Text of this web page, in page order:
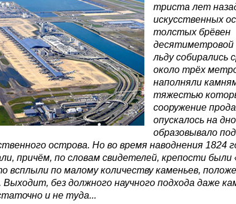
триста лет
искусственных
толстых брёвен
десятиметровой
льду собирались
около трёх
наполняли
тяжестью
сооружение
опускалось на
образовывало
острова. Но во время наводнения 1824
причём, по словам свидетелей, крепости были
всплыли по малому количеству каменьев,
Выходит, без должного научного подхода даже
и не туда...